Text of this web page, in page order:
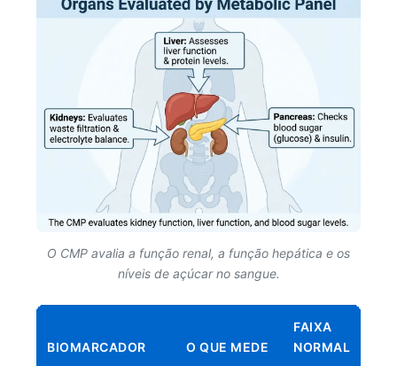
O CMP avalia a função renal, a função hepática e os
níveis de açúcar no sangue.
BIOMARCADOR O QUE MEDE
FAIXA
NORMAL